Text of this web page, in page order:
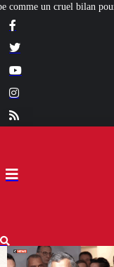
[ENQUÊTE] Nos